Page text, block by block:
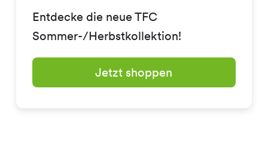
Entdecke die neue TFC
Sommer-/Herbstkollektion!
Jetzt shoppen